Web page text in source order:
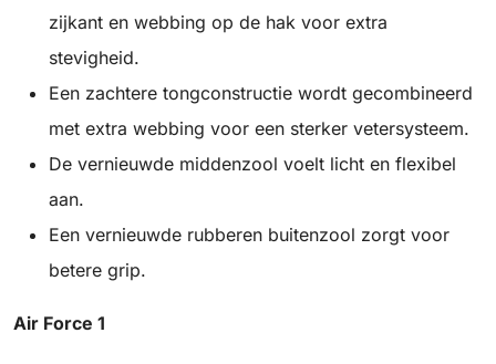
zijkant en webbing op de hak voor extra
stevigheid.
Een zachtere tongconstructie wordt gecombineerd
met extra webbing voor een sterker vetersysteem.
De vernieuwde middenzool voelt licht en flexibel
aan.
Een vernieuwde rubberen buitenzool zorgt voor
betere grip.
Air Force 1